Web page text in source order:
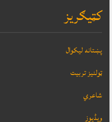
کټيګريز
پښتانه ليکوال
ټولنيز تربيت
شاعري
ویڈیوز